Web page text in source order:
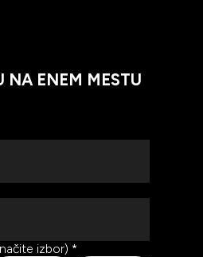
NA ENEM MESTU
izbor) *